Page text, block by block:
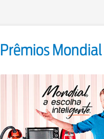
Prêmios Mondial